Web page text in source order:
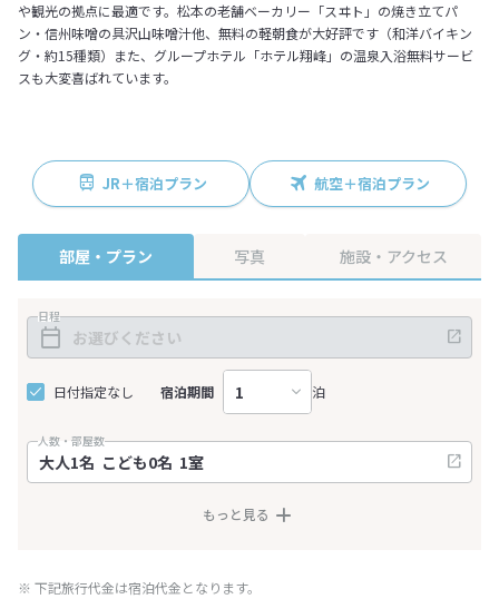
や観光の拠点に最適です。松本の老舗ベーカリー「スヰト」の焼き立てパ
ン・信州味噌の具沢山味噌汁他、無料の軽朝食が大好評です（和洋バイキン
グ・約15種類）また、グループホテル「ホテル翔峰」の温泉入浴無料サービ
スも大変喜ばれています。
JR＋宿泊プラン 航空＋宿泊プラン
部屋・プラン 写真 施設・アクセス
日程
日付指定なし 宿泊期間 泊
人数・部屋数
もっと見る
※ 下記旅行代金は宿泊代金となります。